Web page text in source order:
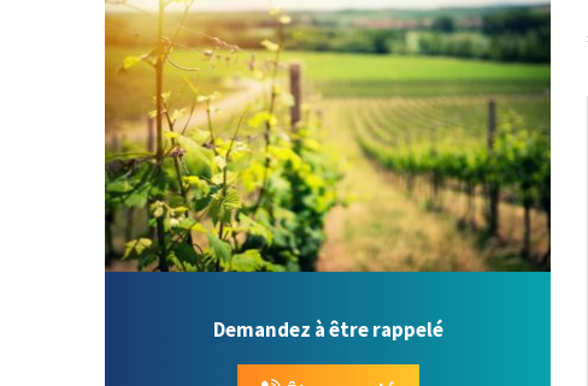
Demandez à être rappelé